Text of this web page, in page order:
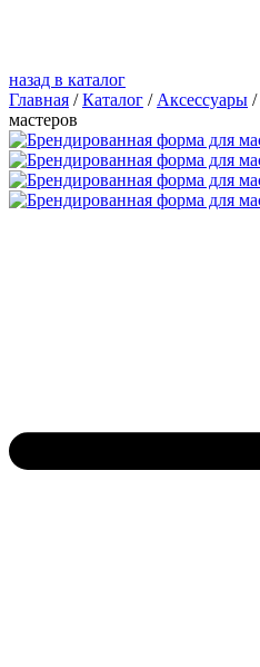
назад в каталог
Главная /Каталог / Аксессуары /
мастеров